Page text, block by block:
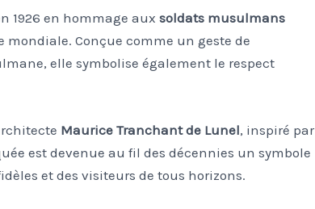
1926 en hommage aux soldats musulmans
mondiale. Conçue comme un geste de
elle symbolise également le respect
Maurice Tranchant de Lunel, inspiré par
est devenue au fil des décennies un symbole
et des visiteurs de tous horizons.